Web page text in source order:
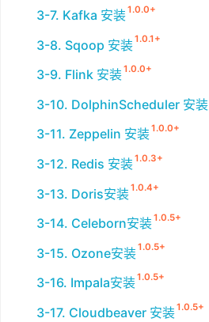
3-7. Kafka 安装 1.0.0+
3-8. Sqoop 安装 1.0.1+
3-9. Flink 安装 1.0.0+
3-10. DolphinScheduler 安装
3-11. Zeppelin 安装 1.0.0+
3-12. Redis 安装 1.0.3+
3-13. Doris安装 1.0.4+
3-14. Celeborn安装 1.0.5+
3-15. Ozone安装 1.0.5+
3-16. Impala安装 1.0.5+
3-17. Cloudbeaver 安装 1.0.5+